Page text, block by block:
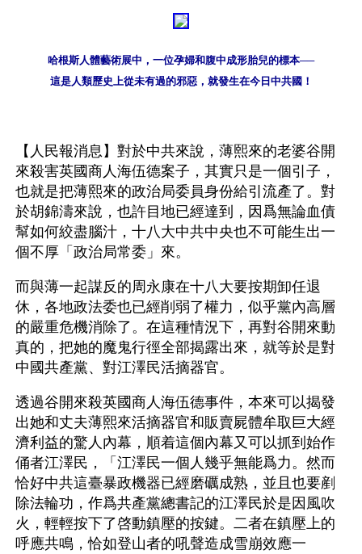
哈根斯人體藝術展中，一位孕婦和腹中成形胎兒的標本──
這是人類歷史上從未有過的邪惡，就發生在今日中共國！
【人民報消息】對於中共來說，薄熙來的老婆谷開
來殺害英國商人海伍德案子，其實只是一個引子，
也就是把薄熙來的政治局委員身份給引流產了。對
於胡錦濤來說，也許目地已經達到，因爲無論血債
幫如何絞盡腦汁，十八大中共中央也不可能生出一
個不厚「政治局常委」來。
而與薄一起謀反的周永康在十八大要按期卸任退
休，各地政法委也已經削弱了權力，似乎黨內高層
的嚴重危機消除了。在這種情況下，再對谷開來動
真的，把她的魔鬼行徑全部揭露出來，就等於是對
中國共產黨、對江澤民活摘器官。
透過谷開來殺英國商人海伍德事件，本來可以揭發
出她和丈夫薄熙來活摘器官和販賣屍體牟取巨大經
濟利益的驚人內幕，順着這個內幕又可以抓到始作
俑者江澤民，「江澤民一個人幾乎無能爲力。然而
恰好中共這臺暴政機器已經磨礪成熟，並且也要剷
除法輪功，作爲共產黨總書記的江澤民於是因風吹
火，輕輕按下了啓動鎮壓的按鍵。二者在鎮壓上的
呼應共鳴，恰如登山者的吼聲造成雪崩效應一